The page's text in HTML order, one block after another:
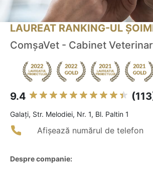
LAUREAT RANKING-UL
ComșaVet - Cabinet
9.4
Galaţi, Str. Melodiei, Nr. 1, Bl. Paltin 1
Afișează numărul de telefon
Despre companie: